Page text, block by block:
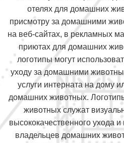
отелях для домашних
присмотру за домашними
на веб-сайтах, в рекламных
приютах для домашних
логотипы могут
уходу за домашними
услуги интерната на дому
домашних животных.
животных служат
высококачественного ухода
владельцев домашних